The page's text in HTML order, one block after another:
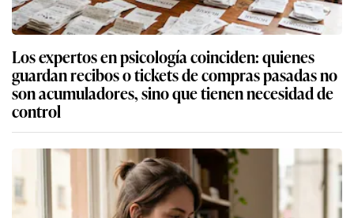
Los expertos en psicología coinciden: quienes
guardan recibos o tickets de compras pasadas no
son acumuladores, sino que tienen necesidad de
control